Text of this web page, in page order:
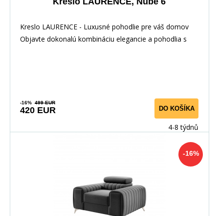
Kreslo LAURENCE - Luxusné pohodlie pre váš domov
Objavte dokonalú kombináciu elegancie a pohodlia s
-16% 499 EUR
420 EUR DO KOŠÍKA
4-8 týdnů
-16%